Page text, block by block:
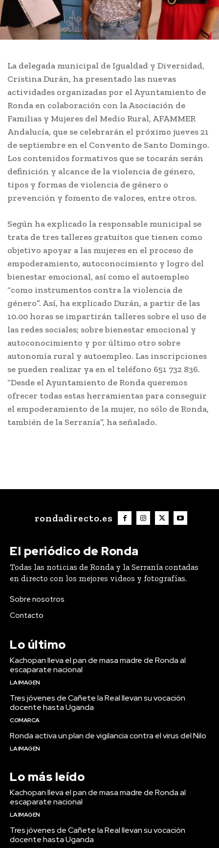
La delegada municipal de Igualdad y Diversidad,
Cristina Durán, ha presentado las nuevas
actividades organizadas por el Ayuntamiento de
Ronda en colaboración con la Asociación de
Familias y Mujeres del Medio Rural, AFAMMER
Andalucía, que se celebrarán el próximo jueves 21
de septiembre en el Convento de Santo Domingo.
Los contenidos formativos que se tocarán serán
definición y alcance de la violencia de género,
tipos y formas de violencia de género o
prevención y fomento de valores, entre otros.
Según ha explicado la responsable municipal se
trata de tres talleres gratuitos que tienen como
objetivo apoyar a las mujeres en el proceso de
empoderamiento, autoconocimiento y logro del
bienestar emocional, así como el autoempleo
“como instrumentos contra la violencia de
género”. Así, ha explicado Durán, a partir de las
10.00 horas se impartirán talleres sobre el uso de
las redes sociales; sobre bienestar emocional y
autoconocimiento y por último otro sobre
autonomía rural y autoempleo. Las inscripciones
se pueden realizar ya en el teléfono 651 732 836.
“Desde el Ayuntamiento de Ronda queremos
ofrecer todas estas herramientas para conseguir
el empoderamiento de la mujer, no sólo de Ronda,
también de la Serranía”, ha señalado.
rondadirecto.es
El periódico de Ronda
Todas las noticias de Ronda y la Serranía contadas
en directo con los mejores videos y fotografías.
Sobre nosotros
Contacto
Lo último
Kachopan lleva el pan de masa madre de Ronda al
escaparate nacional
LA IMAGEN
Tres jóvenes de Cañete la Real llevan su vocación
docente hasta Uganda
COMARCA
Ronda activa un plan de vigilancia contra el virus del Nilo
LA IMAGEN
Lo más leído
Kachopan lleva el pan de masa madre de Ronda al
escaparate nacional
LA IMAGEN
Tres jóvenes de Cañete la Real llevan su vocación
docente hasta Uganda